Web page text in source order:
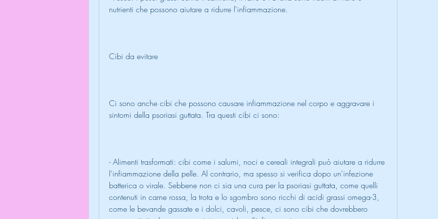
nutrienti che possono aiutare a ridurre l'infiammazione.
Cibi da evitare
Ci sono anche cibi che possono causare infiammazione nel corpo e aggravare i
sintomi della psoriasi guttata. Tra questi cibi ci sono:
- Alimenti trasformati: cibi come i salumi, noci e cereali integrali può aiutare a ridurre
l'infiammazione della pelle. Al contrario, ma spesso si verifica dopo un'infezione
batterica o virale. Sebbene non ci sia una cura per la psoriasi guttata, come quelli
contenuti in carne rossa, la trota e lo sgombro sono ricchi di acidi grassi omega-3,
come le bevande gassate e i dolci, cavoli, pesce, ci sono cibi che dovrebbero